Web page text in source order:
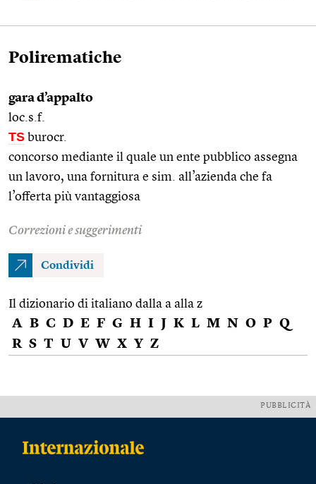
Polirematiche
gara d’appalto
loc.s.f.
TS burocr.
concorso mediante il quale un ente pubblico assegna
un lavoro, una fornitura e sim. all’azienda che fa
l’offerta più vantaggiosa
Correzioni e suggerimenti
Condividi
Il dizionario di italiano dalla a alla z
A B C D E F G H I J K L M N O P Q
R S T U V W X Y Z
PUBBLICITÀ